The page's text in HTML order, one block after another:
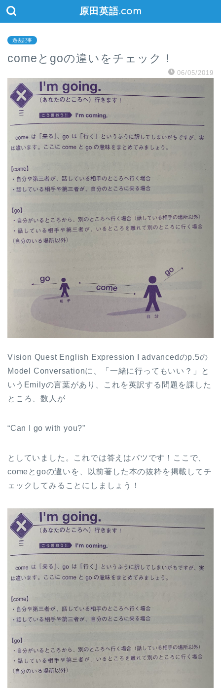
原田英語.com
過去記事
comeとgoの違いをチェック！
06/05/2019
Vision Quest English Expression I advancedのp.5の
Model Conversationに、「一緒に行ってもいい？」と
いうEmilyの言葉があり、これを英訳する問題を課した
ところ、数人が
“Can I go with you?”
としていました。これでは答えはバツです！ここで、
comeとgoの違いを、以前著した本の抜粋を掲載してチ
ェックしてみることにしましょう！